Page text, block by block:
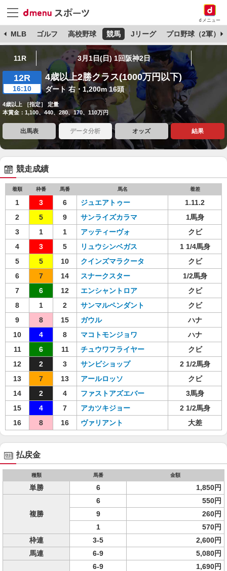
dメニュー
MLB ゴルフ 高校野球 競馬 Jリーグ プロ野球（2軍）
11R 3月1日(日) 1回阪神2日
12R
16:10
4歳以上2勝クラス(1000万円以下)
ダート 右・1,200m 16頭
4歳以上 ［指定］ 定量
本賞金：1,100、440、280、170、110万円
出馬表 データ分析 オッズ 結果
競走成績
着順 枠番 馬番 馬名 着差
1 3 6 ジュエアトゥー
1.11.2
2
5 9 サンライズカラマ
1馬身
3
1 1 アッティーヴォ
クビ
4
3 5 リュウシンベガス
1 1/4馬身
5
5 10 クインズマラクータ
クビ
6
7 14 スナークスター
1/2馬身
7
6 12 エンシャントロア
クビ
8
1 2 サンマルペンダント
クビ
9
8 15 ガウル
ハナ
10
4 8 マコトモンジョワ
ハナ
11
6 11 チュウワフライヤー
クビ
12
2 3 サンビショップ
2 1/2馬身
13
7 13 アールロッソ
クビ
14
2 4 ファストアズエバー
3馬身
15
4 7 アカツキジョー
2 1/2馬身
16
8 16 ヴァリアント 大差
払戻金
種類 馬番 金額
単勝 6 1,850円
複勝
6
550円
9
260円
1
570円
枠連
3-5
2,600円
馬連
6-9 5,080円
6-9
1,690円